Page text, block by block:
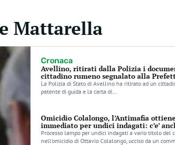
Mattarella
Cronaca
Avellino, ritirati dalla Polizia i
cittadino rumeno segnalato alla
La Polizia di Stato di Avellino ha ritirato ad un
patente di guida e la carta di…
Omicidio Colalongo, l’Antimafia
immediato per undici indagati: c’e’
Processo lampo per undici indagati a vario titolo del
nell’omicidio di Ottavio Colalongo, ucciso da un